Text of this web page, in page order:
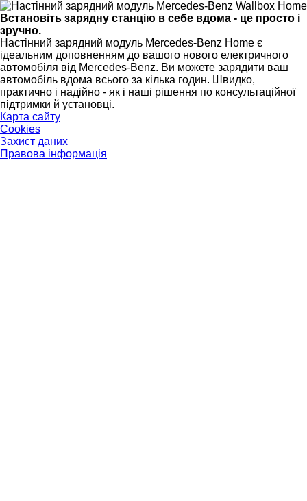
Встановіть зарядну станцію в себе вдома - це просто і
зручно.
Настінний зарядний модуль Mercedes-Benz Home є
ідеальним доповненням до вашого нового електричного
автомобіля від Mercedes-Benz. Ви можете зарядити ваш
автомобіль вдома всього за кілька годин. Швидко,
практично і надійно - як і наші рішення по консультаційної
підтримки й установці.
Карта сайту
Cookies
Захист даних
Правова інформація